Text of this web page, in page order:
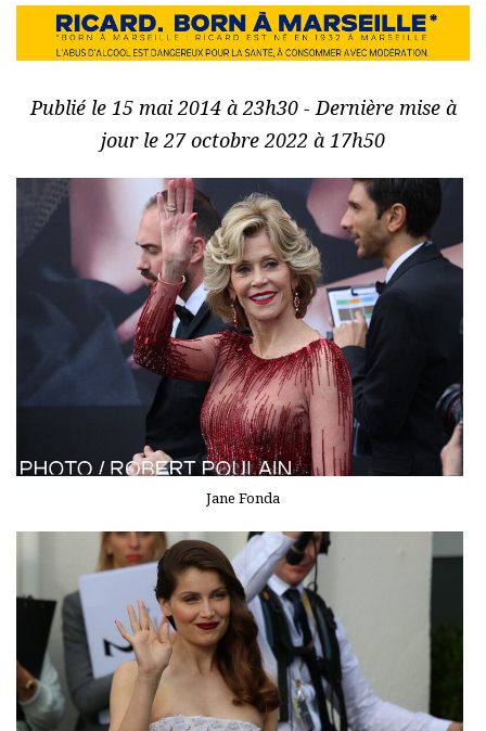
Publié le 15 mai 2014 à 23h30 - Dernière mise à
jour le 27 octobre 2022 à 17h50
Jane Fonda